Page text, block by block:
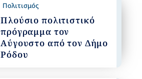
Πολιτισμός
Πλούσιο πολιτιστικό
πρόγραμμα τον
Αύγουστο από τον Δήμο
Ρόδου